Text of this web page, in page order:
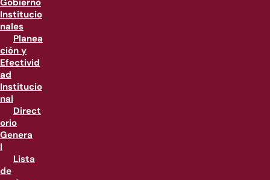
Gobierno
Institucio
nales
Planea
ción y
Efectivid
ad
Institucio
nal
Direct
orio
Genera
l
Lista
de